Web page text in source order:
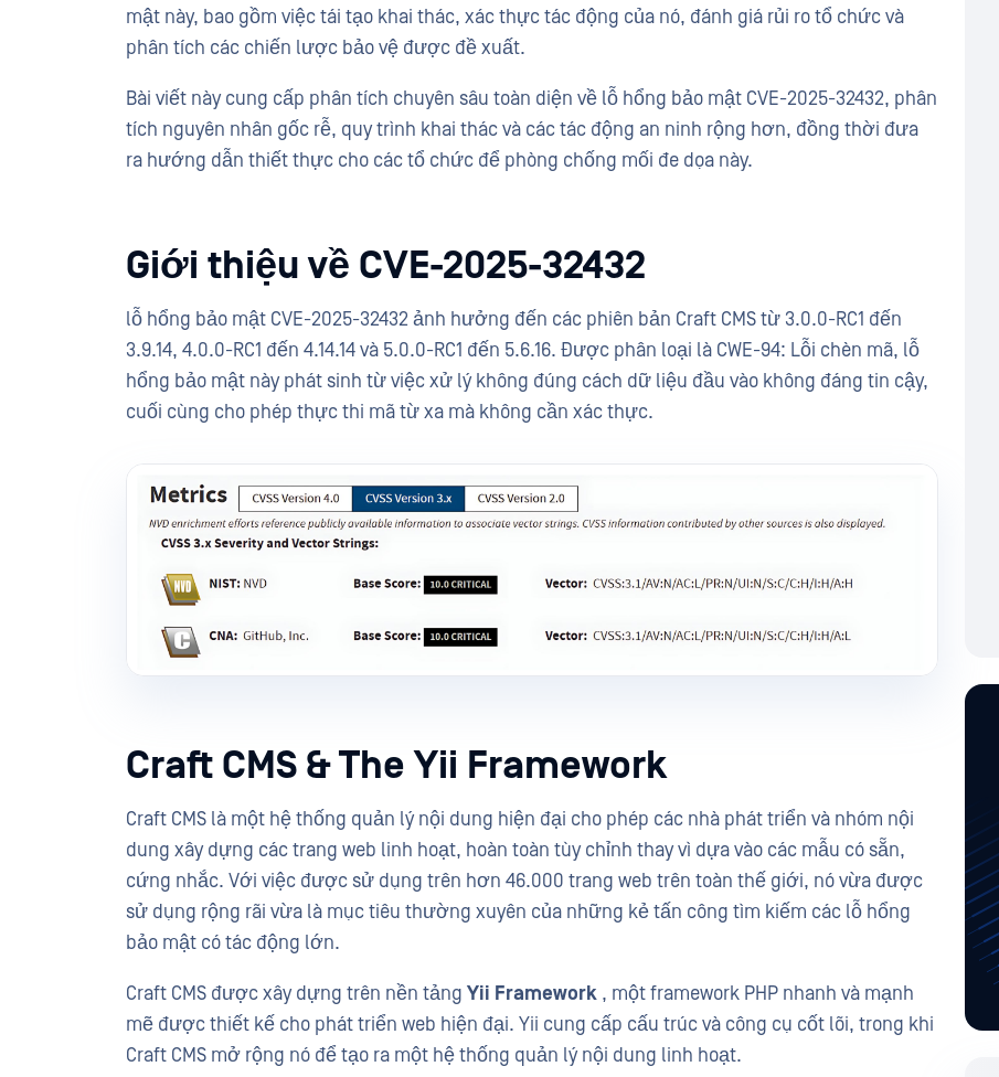
mật này, bao gồm việc tái tạo khai thác, xác thực tác động của nó, đánh giá rủi ro tổ chức và
phân tích các chiến lược bảo vệ được đề xuất.
Bài viết này cung cấp phân tích chuyên sâu toàn diện về lỗ hổng bảo mật CVE-2025-32432, phân
tích nguyên nhân gốc rễ, quy trình khai thác và các tác động an ninh rộng hơn, đồng thời đưa
ra hướng dẫn thiết thực cho các tổ chức để phòng chống mối đe dọa này.
Giới thiệu về CVE-2025-32432
lỗ hổng bảo mật CVE-2025-32432 ảnh hưởng đến các phiên bản Craft CMS từ 3.0.0-RC1 đến
3.9.14, 4.0.0-RC1 đến 4.14.14 và 5.0.0-RC1 đến 5.6.16. Được phân loại là CWE-94: Lỗi chèn mã, lỗ
hổng bảo mật này phát sinh từ việc xử lý không đúng cách dữ liệu đầu vào không đáng tin cậy,
cuối cùng cho phép thực thi mã từ xa mà không cần xác thực.
Craft CMS & The Yii Framework
Craft CMS là một hệ thống quản lý nội dung hiện đại cho phép các nhà phát triển và nhóm nội
dung xây dựng các trang web linh hoạt, hoàn toàn tùy chỉnh thay vì dựa vào các mẫu có sẵn,
cứng nhắc. Với việc được sử dụng trên hơn 46.000 trang web trên toàn thế giới, nó vừa được
sử dụng rộng rãi vừa là mục tiêu thường xuyên của những kẻ tấn công tìm kiếm các lỗ hổng
bảo mật có tác động lớn.
Craft CMS được xây dựng trên nền tảng Yii Framework , một framework PHP nhanh và mạnh
mẽ được thiết kế cho phát triển web hiện đại. Yii cung cấp cấu trúc và công cụ cốt lõi, trong khi
Craft CMS mở rộng nó để tạo ra một hệ thống quản lý nội dung linh hoạt.